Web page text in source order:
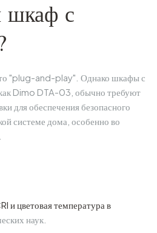
шкаф с
"plug-and-play". Однако шкафы с
Dimo DTA-03, обычно требуют
для обеспечения безопасного
системе дома, особенно во
и цветовая температура в
наук.